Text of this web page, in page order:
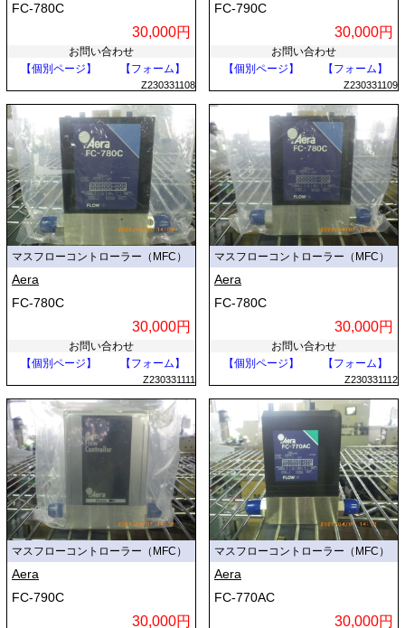
FC-780C
30,000円
お問い合わせ
【個別ページ】
【フォーム】
Z230331108
FC-790C
30,000円
お問い合わせ
【個別ページ】
【フォーム】
Z230331109
マスフローコントローラー（MFC）
Aera
FC-780C
30,000円
お問い合わせ
【個別ページ】
【フォーム】
Z230331111
マスフローコントローラー（MFC）
Aera
FC-780C
30,000円
お問い合わせ
【個別ページ】
【フォーム】
Z230331112
マスフローコントローラー（MFC）
Aera
FC-790C
30,000円
マスフローコントローラー（MFC）
Aera
FC-770AC
30,000円